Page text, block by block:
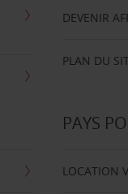
DEVENIR
PLAN DU
PAYS
LOCATION